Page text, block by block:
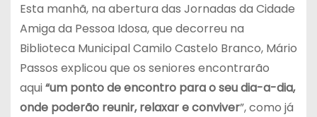
Esta manhã, na abertura das Jornadas da Cidade
Amiga da Pessoa Idosa, que decorreu na
Biblioteca Municipal Camilo Castelo Branco, Mário
Passos explicou que os seniores encontrarão
aqui“um ponto de encontro para o seu dia-a-dia,
onde poderão reunir, relaxar e conviver”, como já